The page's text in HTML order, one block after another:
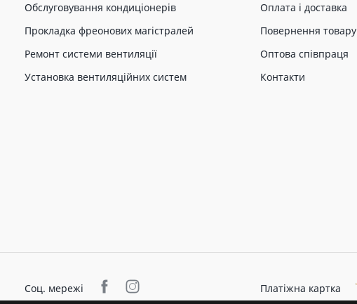
Обслуговування кондиціонерів
Прокладка фреонових магістралей
Ремонт системи вентиляції
Установка вентиляційних систем
Оплата і доставка
Повернення товару
Оптова співпраця
Контакти
Соц. мережі Платіжна картка